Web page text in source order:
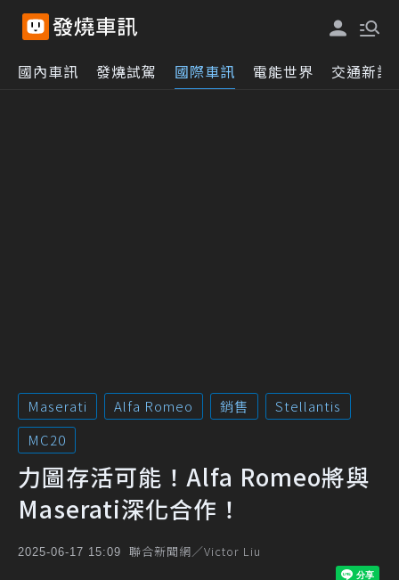
國內車訊 發燒試駕 國際車訊 電能世界 交通新訊
Maserati Alfa Romeo 銷售
Stellantis
MC20
力圖存活可能！Alfa Romeo將與
Maserati深化合作！
2025-06-17 15:09 聯合新聞網／Victor Liu